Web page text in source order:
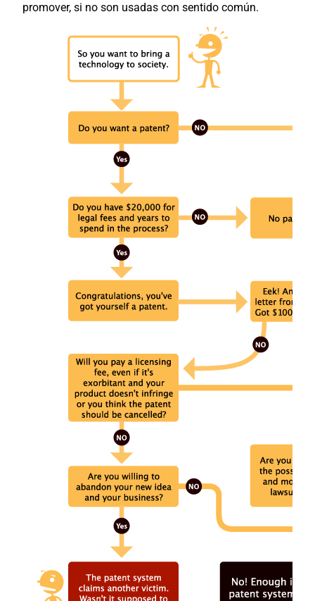
promover, si no son usadas con sentido común.